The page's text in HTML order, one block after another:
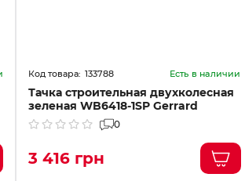
133788 Есть в наличии
Тачка строительная двухколесная
зеленая WB6418-1SP Gerrard
0
3 416 грн